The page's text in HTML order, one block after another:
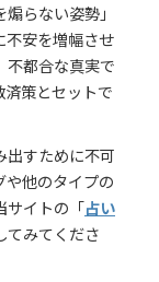
らない姿勢」
不安を増幅させ
不都合な真実で
策とセットで
出すために不可
や他のタイプの
サイトの「占い
てみてくださ